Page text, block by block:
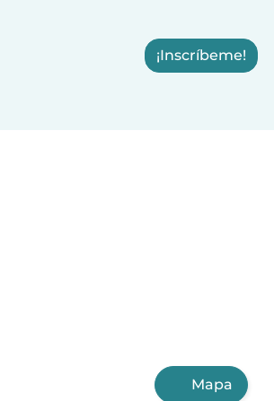
¡Inscríbeme!
Mapa